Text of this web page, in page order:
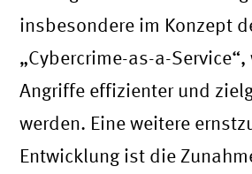
insbesondere im Konzept
„Cybercrime-as-a-
Angriffe effizienter und
werden​​. Eine weitere
Entwicklung ist die